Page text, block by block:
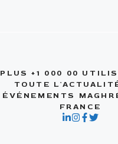
PLUS +1 000 00
TOUTE
ÉVÉNEMENTS
FRANCE